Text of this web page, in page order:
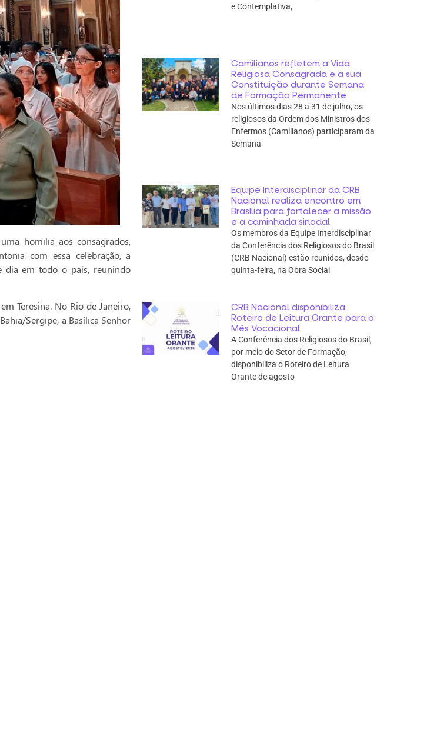
homilia aos consagrados,
com essa celebração, a
dia em todo o país, reunindo
Teresina. No Rio de Janeiro,
Sergipe, a Basílica Senhor
e Contemplativa,
Camilianos refletem a Vida
Religiosa Consagrada e a sua
Constituição durante Semana
de Formação Permanente
Nos últimos dias 28 a 31 de julho, os
religiosos da Ordem dos Ministros dos
Enfermos (Camilianos) participaram da
Semana
Equipe Interdisciplinar da CRB
Nacional realiza encontro em
Brasília para fortalecer a missão
e a caminhada sinodal
Os membros da Equipe Interdisciplinar
da Conferência dos Religiosos do Brasil
(CRB Nacional) estão reunidos, desde
quinta-feira, na Obra Social
CRB Nacional disponibiliza
Roteiro de Leitura Orante para o
Mês Vocacional
A Conferência dos Religiosos do Brasil,
por meio do Setor de Formação,
disponibiliza o Roteiro de Leitura
Orante de agosto